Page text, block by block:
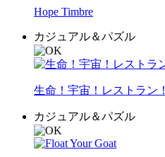
Hope Timbre
カジュアル＆パズル
生命！宇宙！レストラン！
カジュアル＆パズル